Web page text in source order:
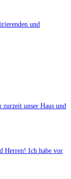
und
unser Haus und
Herren! Ich habe vor